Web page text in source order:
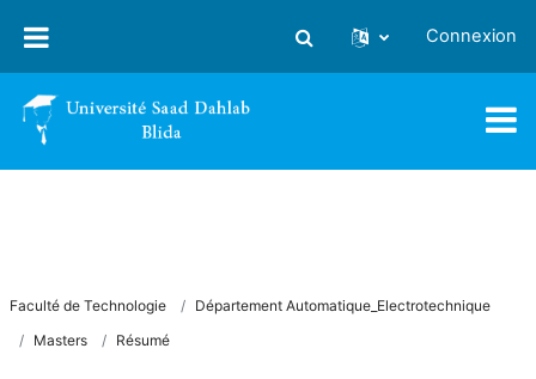
Activer/désactiver la saisie
Connexion
Faculté de Technologie
Département Automatique_Electrotechnique
Masters
Résumé